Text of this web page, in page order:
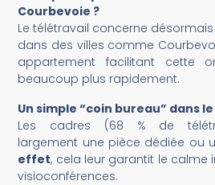
Courbevoie ?
Le télétravail concerne
dans des villes comme
appartement facilitant cette
beaucoup plus rapidement.
Un simple “coin bureau” dans
Les cadres (68 % de
largement une pièce dédiée ou
effet, cela leur garantit le calme
visioconférences.